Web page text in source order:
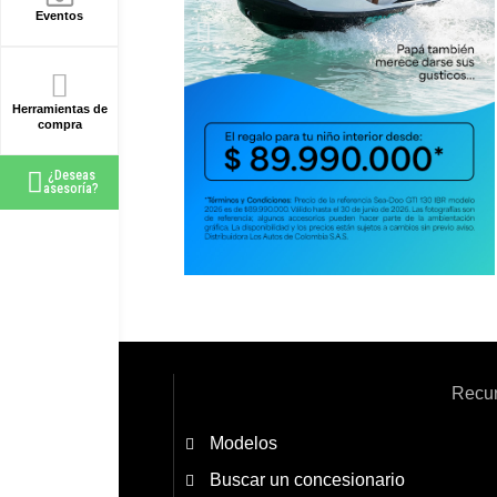
Eventos
Herramientas de
compra
¿Deseas
asesoría?
Modelos
Buscar un concesionario